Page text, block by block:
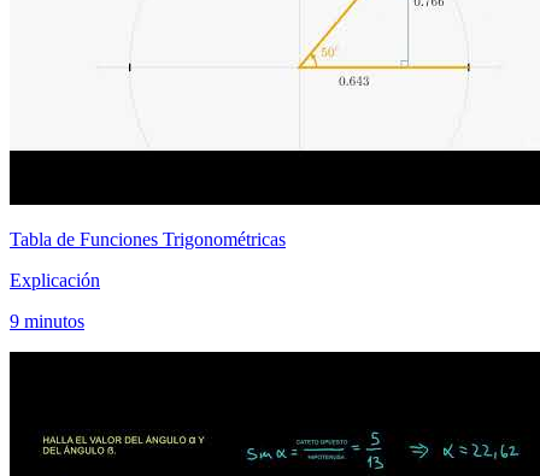
Tabla de Funciones Trigonométricas
Explicación
9 minutos